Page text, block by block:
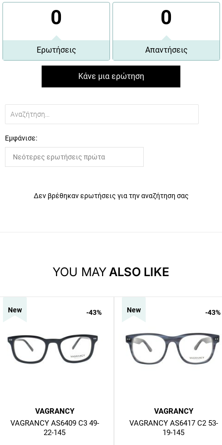
0
Ερωτήσεις
0
Απαντήσεις
Κάνε μια ερώτηση
Εμφάνισε:
Δεν βρέθηκαν ερωτήσεις για την αναζήτηση σας
YOU MAYALSO LIKE
VAGRANCY
VAGRANCY AS6409 C3 49-
22-145
New -43%
VAGRANCY
VAGRANCY AS6417 C2 53-
19-145
New -43%